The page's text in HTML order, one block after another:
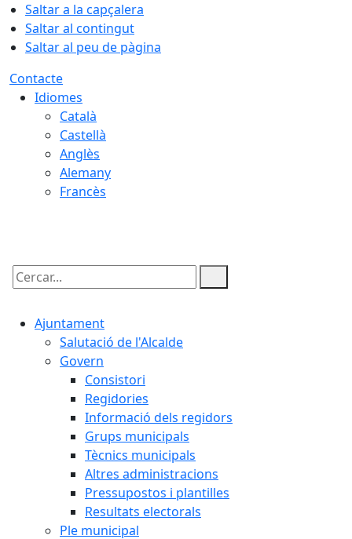
Saltar a la capçalera
Saltar al contingut
Saltar al peu de pàgina
Contacte
Idiomes
Català
Castellà
Anglès
Alemany
Francès
Cercar:
Ajuntament
Salutació de l'Alcalde
Govern
Consistori
Regidories
Informació dels regidors
Grups municipals
Tècnics municipals
Altres administracions
Pressupostos i plantilles
Resultats electorals
Ple municipal